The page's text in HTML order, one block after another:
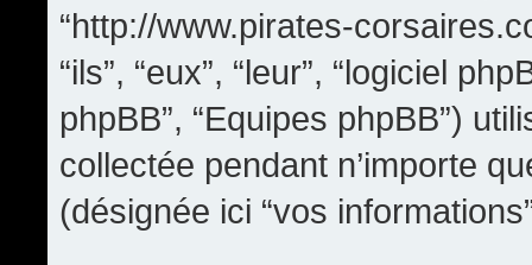
“http://www.pirates-
“ils”, “eux”, “leur”, “logiciel
phpBB”, “Equipes phpBB”)
collectée pendant n’importe
(désignée ici “vos